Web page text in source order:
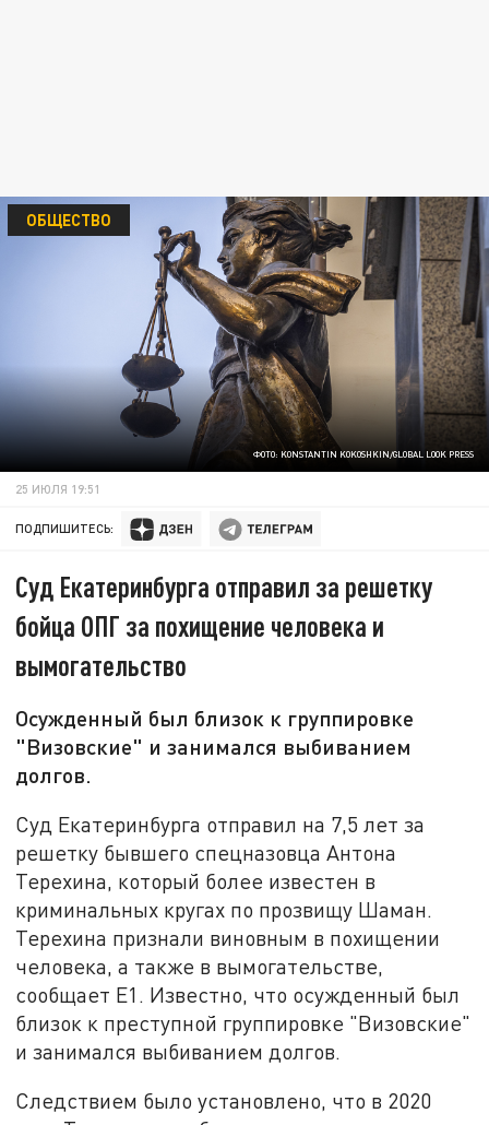
ФОТО: KONSTANTIN KOKOSHKIN/GLOBAL LOOK PRESS
ОБЩЕСТВО
25 ИЮЛЯ 19:51
ПОДПИШИТЕСЬ:
Суд Екатеринбурга отправил за решетку
бойца ОПГ за похищение человека и
вымогательство
Осужденный был близок к группировке
"Визовские" и занимался выбиванием
долгов.
Суд Екатеринбурга отправил на 7,5 лет за
решетку бывшего спецназовца Антона
Терехина, который более известен в
криминальных кругах по прозвищу Шаман.
Терехина признали виновным в похищении
человека, а также в вымогательстве,
сообщает Е1. Известно, что осужденный был
близок к преступной группировке "Визовские"
и занимался выбиванием долгов.
Следствием было установлено, что в 2020